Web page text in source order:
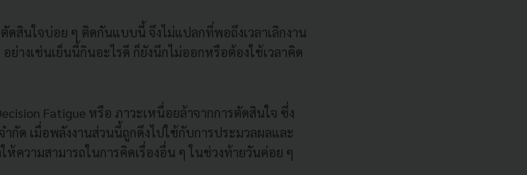
ดสินใจบ่อย ๆ ติดกันแบบนี้ จึงไม่แปลกที่พอถึงเวลาเลิกงาน
ย่างเช่นเย็นนี้กินอะไรดี ก็ยังนึกไม่ออกหรือต้องใช้เวลาคิด
Fatigue หรือ ภาวะเหนื่อยล้าจากการตัดสินใจ ซึ่ง
กัด เมื่อพลังงานส่วนนี้ถูกดึงไปใช้กับการประมวลผลและ
ความสามารถในการคิดเรื่องอื่น ๆ ในช่วงท้ายวันค่อย ๆ